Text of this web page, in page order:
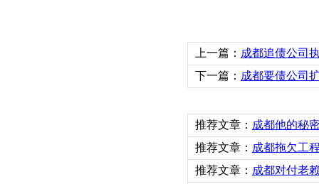
上一篇： 成都追债公司
下一篇： 成都要债公司
推荐文章： 成都他的秘
推荐文章： 成都拖欠工
推荐文章： 成都对付老